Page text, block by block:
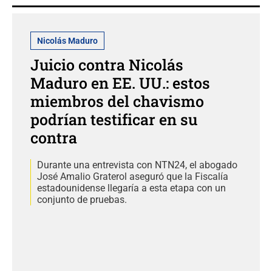
Nicolás Maduro
Juicio contra Nicolás
Maduro en EE. UU.: estos
miembros del chavismo
podrían testificar en su
contra
Durante una entrevista con NTN24, el abogado
José Amalio Graterol aseguró que la Fiscalía
estadounidense llegaría a esta etapa con un
conjunto de pruebas.